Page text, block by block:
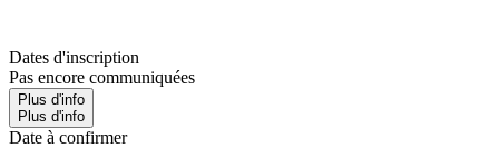
Dates d'inscription
Pas encore communiquées
Plus d'info
Plus d'info
Date à confirmer